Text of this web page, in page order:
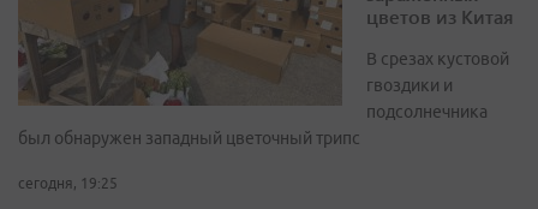
цветов из Китая
В срезах кустовой
гвоздики и
подсолнечника
был обнаружен западный цветочный трипс
сегодня, 19:25